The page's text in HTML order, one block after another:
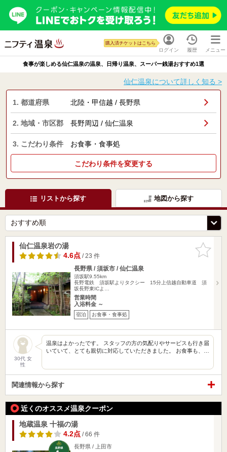
ログイン
購入済チケットはこちら
履歴 メニュー
食事が楽しめる仙仁温泉の温泉、日帰り温泉、スーパー銭湯おすすめ1選
仙仁温泉について詳しく知る >
1. 都道府県 北陸・甲信越 / 長野県
2. 地域・市区郡 長野周辺 / 仙仁温泉
3. こだわり条件 お食事・食事処
こだわり条件を変更する
リストから探す 地図から探す
お気に入
りに追加
仙仁温泉岩の湯
4.6点/ 23 件
長野県 / 須坂市 / 仙仁温泉
須坂駅9.55km
長野電鉄 須坂駅よりタクシー 15分上信越自動車道 須
坂長野東ICよ…
営業時間
入浴料金 ～
宿泊 お食事・食事処
30代 女
性
温泉はよかったです。 スタッフの方の気配りやサービスも行き届
いていて、とても親切に対応していただきました。 お食事も、…
関連情報から探す
近くのオススメ温泉クーポン
地蔵温泉 十福の湯
4.2点/ 66 件
長野県 / 上田市